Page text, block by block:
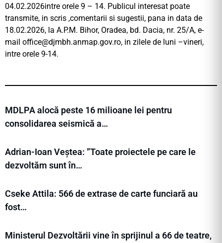
04.02.2026intre orele 9 – 14. Publicul interesat poate
transmite, in scris ,comentarii si sugestii, pana in data de
18.02.2026, la A.P.M. Bihor, Oradea, bd. Dacia, nr. 25/A, e-
mail office@djmbh.anmap.gov.ro, in zilele de luni –vineri,
intre orele 9-14.
MDLPA alocă peste 16 milioane lei pentru
consolidarea seismică a…
Adrian-Ioan Veștea: ”Toate proiectele pe care le
dezvoltăm sunt în…
Cseke Attila: 566 de extrase de carte funciară au
fost…
Ministerul Dezvoltării vine în sprijinul a 66 de teatre,